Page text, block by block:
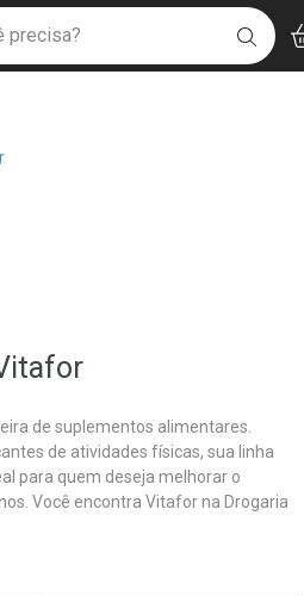
precisa?
de suplementos alimentares.
de atividades físicas, sua linha
para quem deseja melhorar o
Você encontra Vitafor na Drogaria